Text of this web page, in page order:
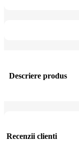
Descriere produs
Recenzii clienti